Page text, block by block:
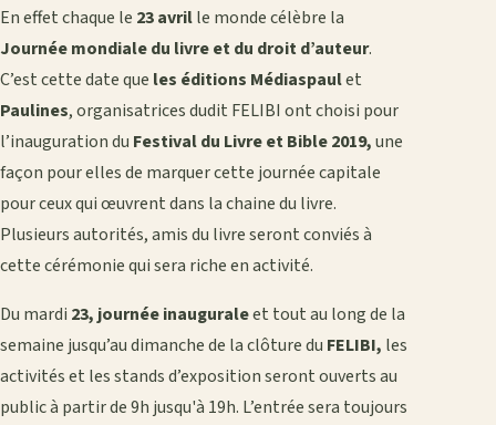
En effet chaque le 23 avrille monde célèbre la
Journée mondiale du livre et du droit d’auteur.
C’est cette date que les éditions Médiaspaulet
Paulines, organisatrices dudit FELIBI ont choisi pour
l’inauguration du Festival du Livre et Bible 2019,une
façon pour elles de marquer cette journée capitale
pour ceux qui œuvrent dans la chaine du livre.
Plusieurs autorités, amis du livre seront conviés à
cette cérémonie qui sera riche en activité.
Du mardi 23, journée inauguraleet tout au long de la
semaine jusqu’au dimanche de la clôture du FELIBI, les
activités et les stands d’exposition seront ouverts au
public à partir de 9h jusqu'à 19h. L’entrée sera toujours